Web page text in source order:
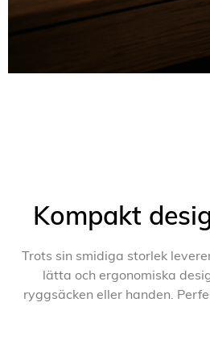
Kompakt
Trots sin smidiga storlek
lätta och ergonomiska
ryggsäcken eller handen.